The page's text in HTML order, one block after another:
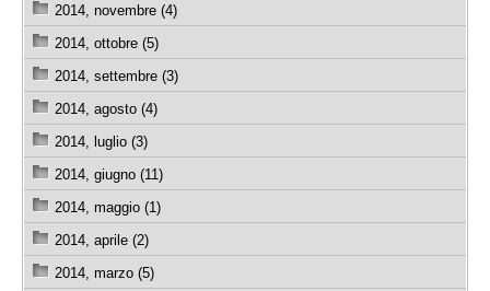
2014, novembre (4)
2014, ottobre (5)
2014, settembre (3)
2014, agosto (4)
2014, luglio (3)
2014, giugno (11)
2014, maggio (1)
2014, aprile (2)
2014, marzo (5)